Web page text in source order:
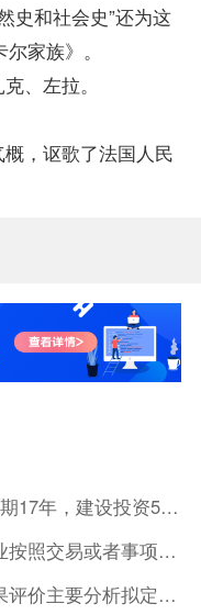
和社会史”还为这
家族》。
、左拉。
，讴歌了法国人民
某建设项目建设期3年，生产经营期17年，建设投资5500万元
我国《企业会计准则》规定，企业按照交易或者事项的经济特征确定
对于非经营性技术方案，经济效果评价主要分析拟定方案的( )。